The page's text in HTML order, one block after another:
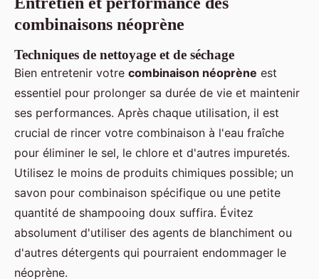
combinaisons néoprène
Techniques de nettoyage et de séchage
Bien entretenir votre combinaison néoprène est
essentiel pour prolonger sa durée de vie et maintenir
ses performances. Après chaque utilisation, il est
crucial de rincer votre combinaison à l'eau fraîche
pour éliminer le sel, le chlore et d'autres impuretés.
Utilisez le moins de produits chimiques possible; un
savon pour combinaison spécifique ou une petite
quantité de shampooing doux suffira. Évitez
absolument d'utiliser des agents de blanchiment ou
d'autres détergents qui pourraient endommager le
néoprène.